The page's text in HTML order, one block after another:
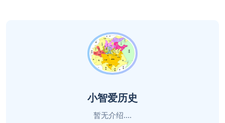
小智爱历史
暂无介绍....